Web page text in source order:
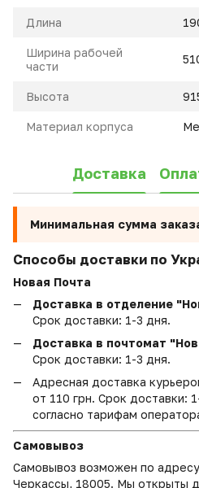
Длина
Ширина рабочей
части
Высота
Материал корпуса
Доставка
Минимальная сумма
Способы доставки по
Новая Почта
Доставка в отделение
Срок доставки: 1-3 дня.
Доставка в почтомат
Срок доставки: 1-3 дня.
Адресная доставка
от 110 грн. Срок доставки:
согласно тарифам
Самовывоз
Самовывоз возможен по
Черкассы, 18005. Мы открыты